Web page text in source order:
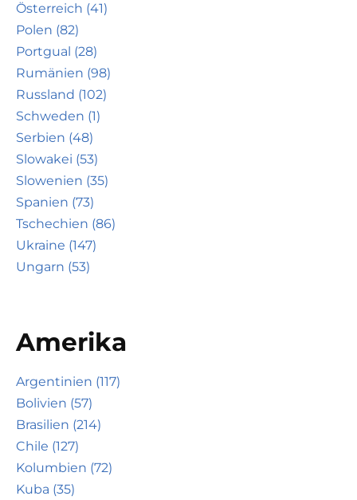
Österreich (41)
Polen (82)
Portgual (28)
Rumänien (98)
Russland (102)
Schweden (1)
Serbien (48)
Slowakei (53)
Slowenien (35)
Spanien (73)
Tschechien (86)
Ukraine (147)
Ungarn (53)
Amerika
Argentinien (117)
Bolivien (57)
Brasilien (214)
Chile (127)
Kolumbien (72)
Kuba (35)